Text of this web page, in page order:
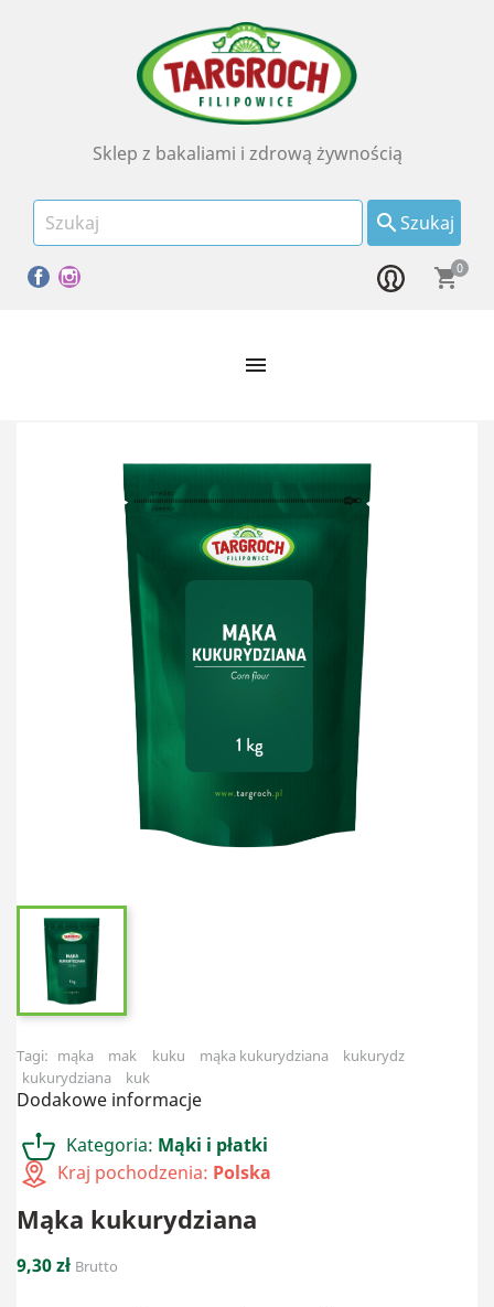
Szukaj
Sklep z bakaliami i zdrową żywnością
Facebook shopping_cart0

Tagi: mąka mak kuku mąka kukurydziana
kukurydz
kukurydziana
kuk
Dodakowe informacje
Kategoria: Mąki i płatki
Kraj pochodzenia: Polska
Mąka kukurydziana
9,30 zł Brutto